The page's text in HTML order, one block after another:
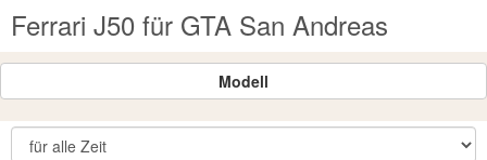
Ferrari J50 für GTA San Andreas
Modell